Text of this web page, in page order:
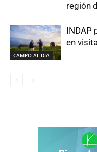
región
CAMPO AL DIA
INDAP
en